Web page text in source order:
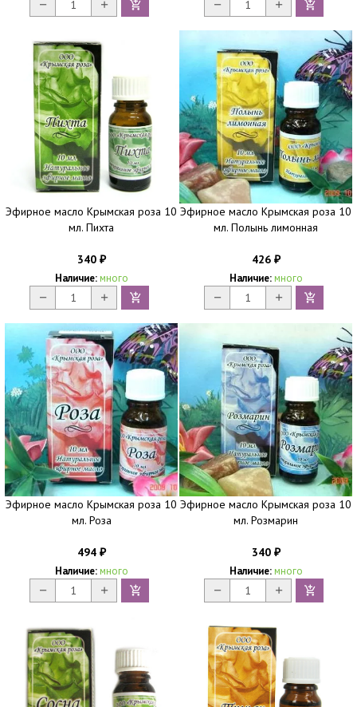
Эфирное масло Крымская роза 10
мл. Пихта
340 ₽
Наличие: много
Эфирное масло Крымская роза 10
мл. Полынь лимонная
426 ₽
Наличие: много
Эфирное масло Крымская роза 10
мл. Роза
494 ₽
Наличие: много
Эфирное масло Крымская роза 10
мл. Розмарин
340 ₽
Наличие: много